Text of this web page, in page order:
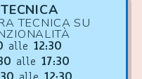
TECNICA SU
alle
12:30
alle
17:30